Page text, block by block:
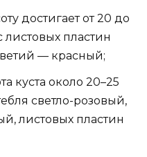
достигает от 20 до
листовых пластин
— красный;
куста около 20–25
светло-розовый,
листовых пластин